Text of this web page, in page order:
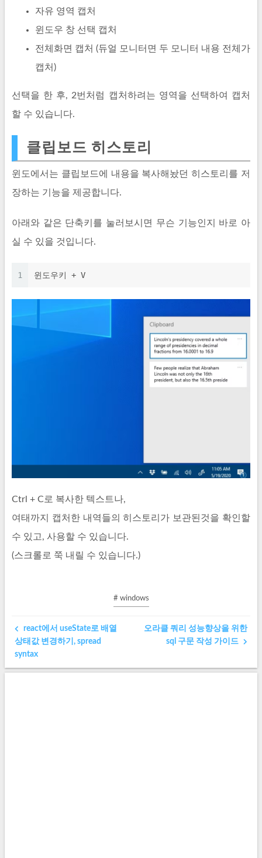
자유 영역 캡처
윈도우 창 선택 캡처
전체화면 캡처 (듀얼 모니터면 두 모니터 내용 전체가
캡처)
선택을 한 후, 2번처럼 캡처하려는 영역을 선택하여 캡처
할 수 있습니다.
클립보드 히스토리
윈도에서는 클립보드에 내용을 복사해놨던 히스토리를 저
장하는 기능을 제공합니다.
아래와 같은 단축키를 눌러보시면 무슨 기능인지 바로 아
실 수 있을 것입니다.
1 윈도우키 + V
Ctrl + C로 복사한 텍스트나,
여태까지 캡처한 내역들의 히스토리가 보관된것을 확인할
수 있고, 사용할 수 있습니다.
(스크롤로 쭉 내릴 수 있습니다.)
# windows
react에서 useState로 배열
상태값 변경하기, spread
syntax
오라클 쿼리 성능향상을 위한
sql 구문 작성 가이드